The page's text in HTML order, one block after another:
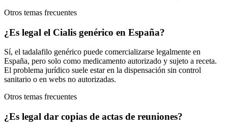
Otros temas frecuentes
¿Es legal el Cialis genérico en España?
Sí, el tadalafilo genérico puede comercializarse legalmente en
España, pero solo como medicamento autorizado y sujeto a receta.
El problema jurídico suele estar en la dispensación sin control
sanitario o en webs no autorizadas.
Otros temas frecuentes
¿Es legal dar copias de actas de reuniones?